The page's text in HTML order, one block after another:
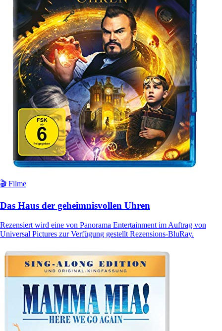
🎬 Filme
Das Haus der geheimnisvollen Uhren
Rezensiert wird eine von Panorama Entertainment im Auftrag von
Universal Pictures zur Verfügung gestellt Rezensions-BluRay.